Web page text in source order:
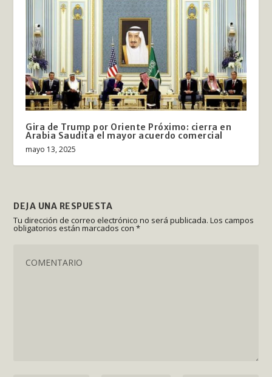
Gira de Trump por Oriente Próximo: cierra en
Arabia Saudita el mayor acuerdo comercial
mayo 13, 2025
DEJA UNA RESPUESTA
Tu dirección de correo electrónico no será publicada. Los campos
obligatorios están marcados con*